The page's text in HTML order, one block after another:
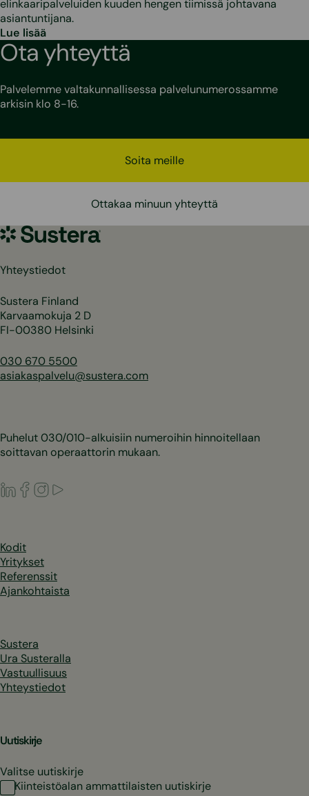
elinkaaripalveluiden kuuden hengen tiimissä johtavana
asiantuntijana.
Lue lisää
Ota yhteyttä
Palvelemme valtakunnallisessa palvelunumerossamme
arkisin klo 8-16.
Soita meille
Ottakaa minuun yhteyttä
Sustera
Yhteystiedot
Sustera Finland
Karvaamokuja 2 D
FI-00380 Helsinki
030 670 5500
asiakaspalvelu@sustera.com
Puhelut 030/010-alkuisiin numeroihin hinnoitellaan
soittavan operaattorin mukaan.
LinkedIn
Facebook
Instagram
Kodit
Yritykset
Referenssit
Ajankohtaista
Sustera
Ura Susteralla
Vastuullisuus
Yhteystiedot
Uutiskirje
Valitse uutiskirje
Kiinteistöalan ammattilaisten uutiskirje